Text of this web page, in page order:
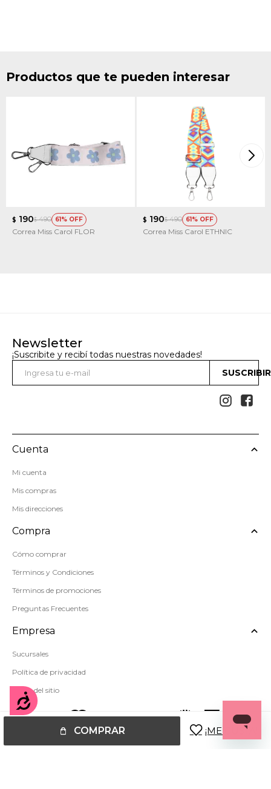
Accesibilidad
COMPRAR
Productos que te pueden interesar
$ 190$ 490 61
Correa Miss Carol FLOR
$ 190$ 490 61
Correa Miss Carol ETHNIC
Newsletter
¡Suscribite y recibí todas nuestras novedades!
 
Cuenta
Mi cuenta
Mis compras
Mis direcciones
Compra
Cómo comprar
Términos y Condiciones
Términos de promociones
Preguntas Frecuentes
Empresa
Sucursales
Política de privacidad
Mapa del sitio